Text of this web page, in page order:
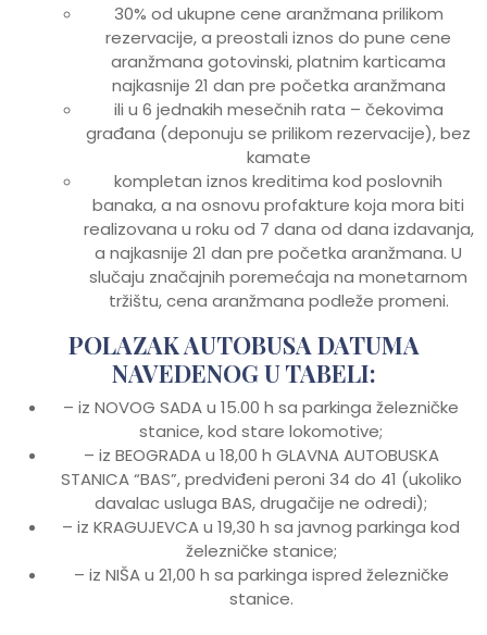
30% od ukupne cene aranžmana prilikom
rezervacije, a preostali iznos do pune cene
aranžmana gotovinski, platnim karticama
najkasnije 21 dan pre početka aranžmana
ili u 6 jednakih mesečnih rata – čekovima
građana (deponuju se prilikom rezervacije), bez
kamate
kompletan iznos kreditima kod poslovnih
banaka, a na osnovu profakture koja mora biti
realizovana u roku od 7 dana od dana izdavanja,
a najkasnije 21 dan pre početka aranžmana. U
slučaju značajnih poremećaja na monetarnom
tržištu, cena aranžmana podleže promeni.
POLAZAK AUTOBUSA DATUMA
NAVEDENOG U TABELI:
– iz NOVOG SADA u 15.00 h sa parkinga železničke
stanice, kod stare lokomotive;
– iz BEOGRADA u 18,00 h GLAVNA AUTOBUSKA
STANICA “BAS”, predviđeni peroni 34 do 41 (ukoliko
davalac usluga BAS, drugačije ne odredi);
– iz KRAGUJEVCA u 19,30 h sa javnog parkinga kod
železničke stanice;
– iz NIŠA u 21,00 h sa parkinga ispred železničke
stanice.